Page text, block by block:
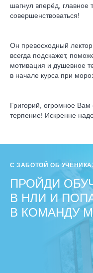
шагнул вперёд, главное
совершенствоваться!
Он превосходный
всегда подскажет,
мотивация и душевное
в начале курса при
Григорий, огромное
терпение! Искренне
С ЗАБОТОЙ ОБ
ПРОЙДИ
В НЛИ И
В КОМАНДУ